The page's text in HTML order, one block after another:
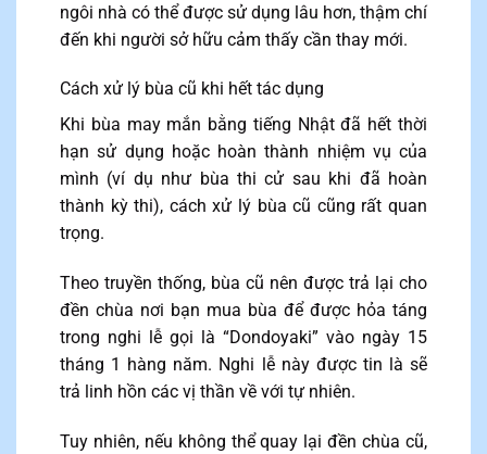
ngôi nhà có thể được sử dụng lâu hơn, thậm chí
đến khi người sở hữu cảm thấy cần thay mới.
Cách xử lý bùa cũ khi hết tác dụng
Khi bùa may mắn bằng tiếng Nhật đã hết thời
hạn sử dụng hoặc hoàn thành nhiệm vụ của
mình (ví dụ như bùa thi cử sau khi đã hoàn
thành kỳ thi), cách xử lý bùa cũ cũng rất quan
trọng.
Theo truyền thống, bùa cũ nên được trả lại cho
đền chùa nơi bạn mua bùa để được hỏa táng
trong nghi lễ gọi là “Dondoyaki” vào ngày 15
tháng 1 hàng năm. Nghi lễ này được tin là sẽ
trả linh hồn các vị thần về với tự nhiên.
Tuy nhiên, nếu không thể quay lại đền chùa cũ,